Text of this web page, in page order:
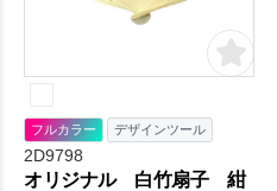
フルカラー デザインツール
2D9798
オリジナル 白竹扇子 紺